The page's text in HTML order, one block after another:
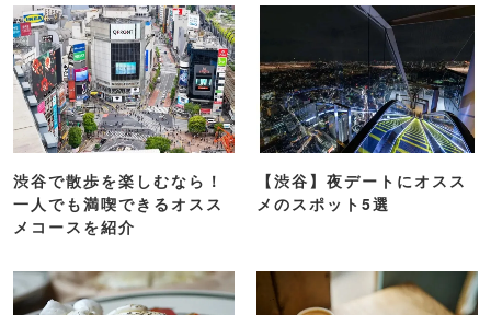
渋谷で散歩を楽しむなら！
一人でも満喫できるオスス
メコースを紹介
【渋谷】夜デートにオスス
メのスポット5選